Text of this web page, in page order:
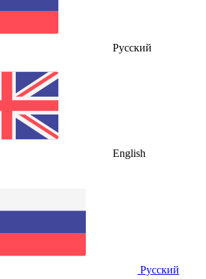
Русский
English
Русский